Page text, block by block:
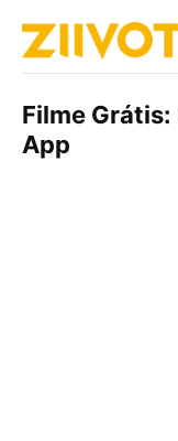
Filme Grátis:
App